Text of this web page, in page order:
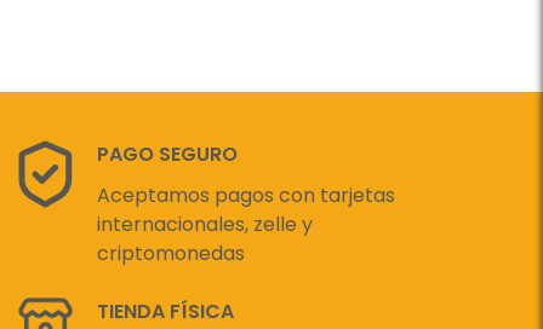
PAGO SEGURO
Aceptamos pagos con tarjetas
internacionales, zelle y
criptomonedas
TIENDA FÍSICA